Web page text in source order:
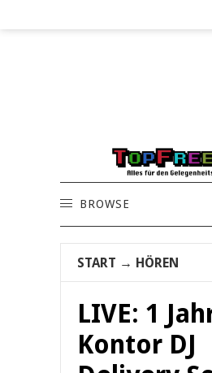
BROWSE
START → HÖREN
LIVE: 1
Kontor DJ